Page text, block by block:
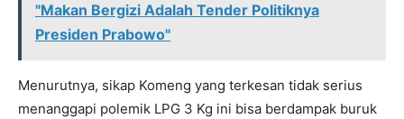
"Makan Bergizi Adalah Tender Politiknya
Presiden Prabowo"
Menurutnya, sikap Komeng yang terkesan tidak serius
menanggapi polemik LPG 3 Kg ini bisa berdampak buruk